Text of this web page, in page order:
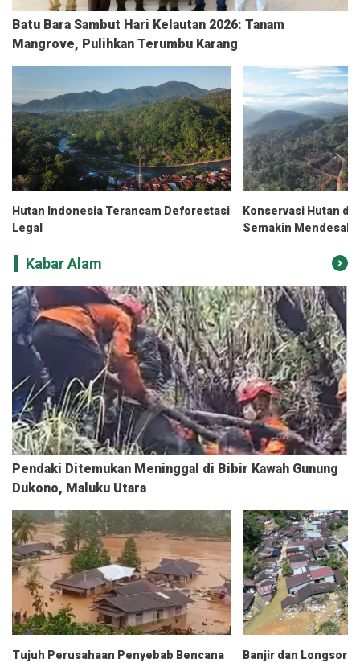
Batu Bara Sambut Hari Kelautan 2026: Tanam
Mangrove, Pulihkan Terumbu Karang
Hutan Indonesia Terancam Deforestasi
Legal
Konservasi Hutan di
Semakin Mendesak,
Kabar Alam
Pendaki Ditemukan Meninggal di Bibir Kawah Gunung
Dukono, Maluku Utara
Tujuh Perusahaan Penyebab Bencana
Banjir dan Longsor